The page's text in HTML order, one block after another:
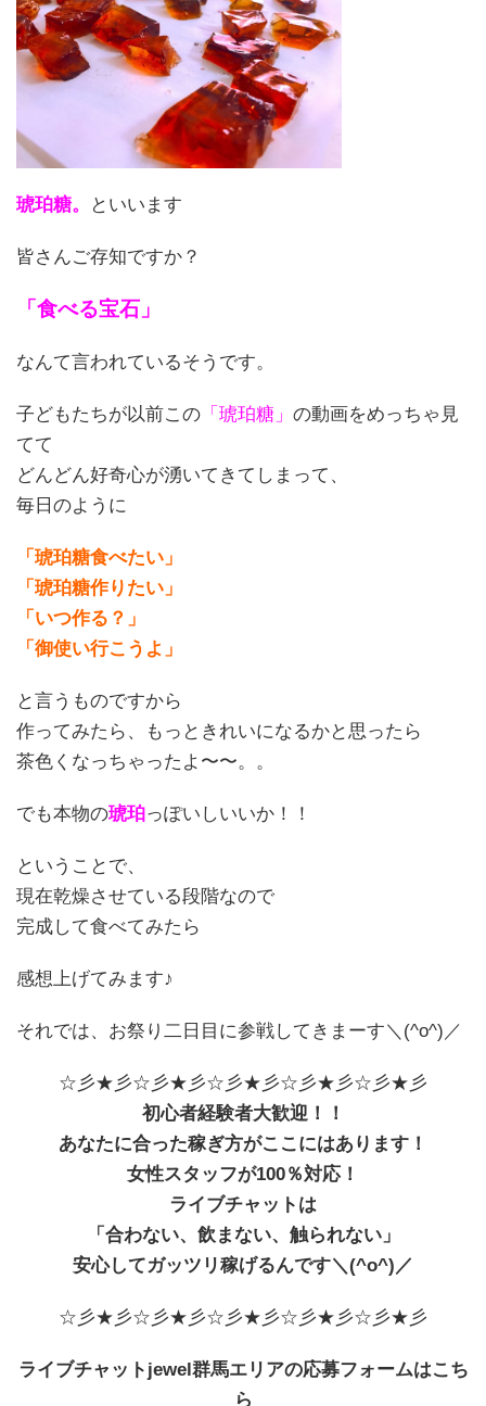
琥珀糖。 といいます
皆さんご存知ですか？
「食べる宝石」
なんて言われているそうです。
子どもたちが以前この 「琥珀糖」 の動画をめっちゃ見
てて
どんどん好奇心が湧いてきてしまって、
毎日のように
「琥珀糖食べたい」
「琥珀糖作りたい」
「いつ作る？」
「御使い行こうよ」
と言うものですから
作ってみたら、もっときれいになるかと思ったら
茶色くなっちゃったよ〜〜。。
でも本物の琥珀っぽいしいいか！！
ということで、
現在乾燥させている段階なので
完成して食べてみたら
感想上げてみます♪
それでは、お祭り二日目に参戦してきまーす＼(^o^)／
☆彡★彡☆彡★彡☆彡★彡☆彡★彡☆彡★彡
初心者経験者大歓迎！！
あなたに合った稼ぎ方がここにはあります！
女性スタッフが100％対応！
ライブチャットは
「合わない、飲まない、触られない」
安心してガッツリ稼げるんです＼(^o^)／
☆彡★彡☆彡★彡☆彡★彡☆彡★彡☆彡★彡
ライブチャットjewel群馬エリアの応募フォームはこち
ら